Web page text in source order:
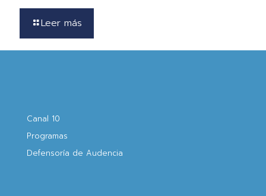
Leer más
Canal 10
Programas
Defensoría de Audencia